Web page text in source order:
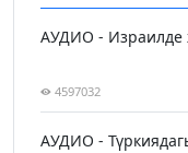
АУДИО - Израилде
4597032
АУДИО -